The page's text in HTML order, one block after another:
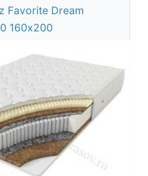
Favorite Dream
160х200